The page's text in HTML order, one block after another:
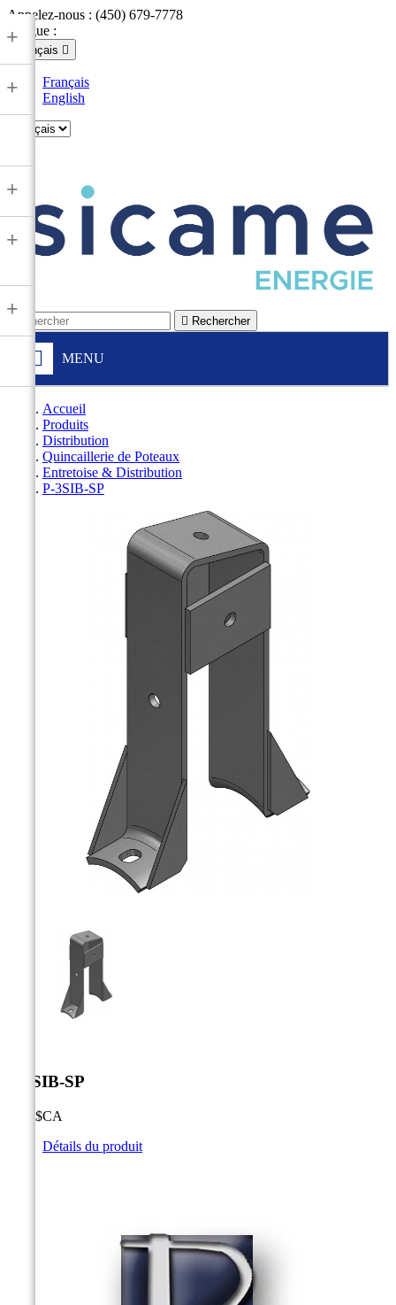
Appelez-nous : (450) 679-7778
Langue :
Français 
Français
English
 Rechercher
MENU
+
+
+
+
+
Accueil
Produits
Distribution
Quincaillerie de Poteaux
Entretoise & Distribution
P-3SIB-SP
P-3SIB-SP
0,00 $CA
Détails du produit